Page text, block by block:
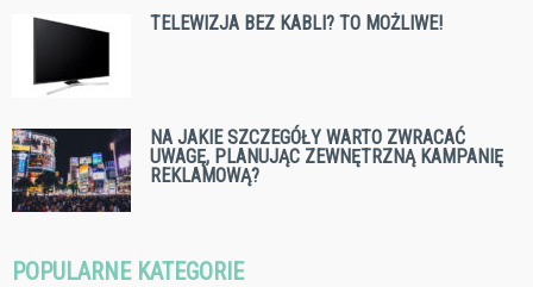
TELEWIZJA BEZ KABLI? TO MOŻLIWE!
NA JAKIE SZCZEGÓŁY WARTO ZWRACAĆ
UWAGĘ, PLANUJĄC ZEWNĘTRZNĄ KAMPANIĘ
REKLAMOWĄ?
POPULARNE KATEGORIE